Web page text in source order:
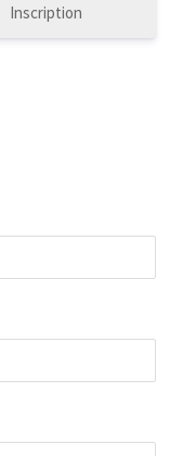
Inscription